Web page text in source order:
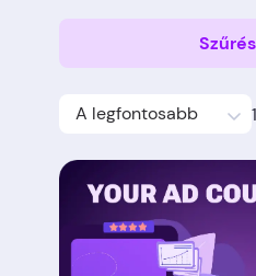
Szűrés
A legfontosabb